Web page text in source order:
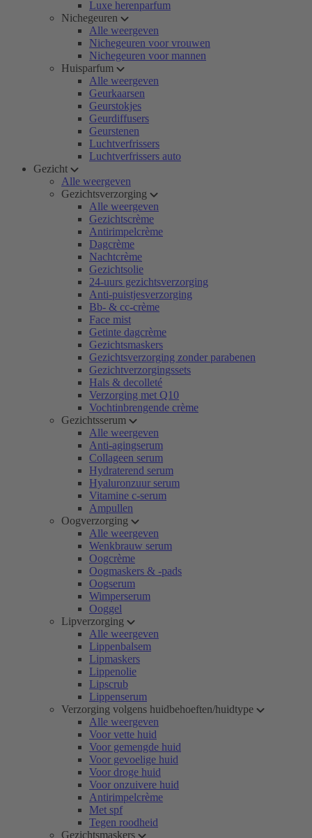
Luxe herenparfum
Nichegeuren
Alle weergeven
Nichegeuren voor vrouwen
Nichegeuren voor mannen
Huisparfum
Alle weergeven
Geurkaarsen
Geurstokjes
Geurdiffusers
Geurstenen
Luchtverfrissers
Luchtverfrissers auto
Gezicht
Alle weergeven
Gezichtsverzorging
Alle weergeven
Gezichtscrème
Antirimpelcrème
Dagcrème
Nachtcrème
Gezichtsolie
24-uurs gezichtsverzorging
Anti-puistjesverzorging
Bb- & cc-crème
Face mist
Getinte dagcrème
Gezichtsmaskers
Gezichtsverzorging zonder parabenen
Gezichtverzorgingssets
Hals & decolleté
Verzorging met Q10
Vochtinbrengende crème
Gezichtsserum
Alle weergeven
Anti-agingserum
Collageen serum
Hydraterend serum
Hyaluronzuur serum
Vitamine c-serum
Ampullen
Oogverzorging
Alle weergeven
Wenkbrauw serum
Oogcrème
Oogmaskers & -pads
Oogserum
Wimperserum
Ooggel
Lipverzorging
Alle weergeven
Lippenbalsem
Lipmaskers
Lippenolie
Lipscrub
Lippenserum
Verzorging volgens huidbehoeften/huidtype
Alle weergeven
Voor vette huid
Voor gemengde huid
Voor gevoelige huid
Voor droge huid
Voor onzuivere huid
Antirimpelcrème
Met spf
Tegen roodheid
Gezichtsmaskers